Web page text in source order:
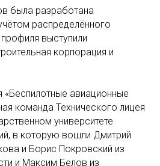
была разработана
распределённого
выступили
корпорация и
авиационные
команда Технического лицея
университете
в которую вошли Дмитрий
и Борис Покровский из
и Максим Белов из